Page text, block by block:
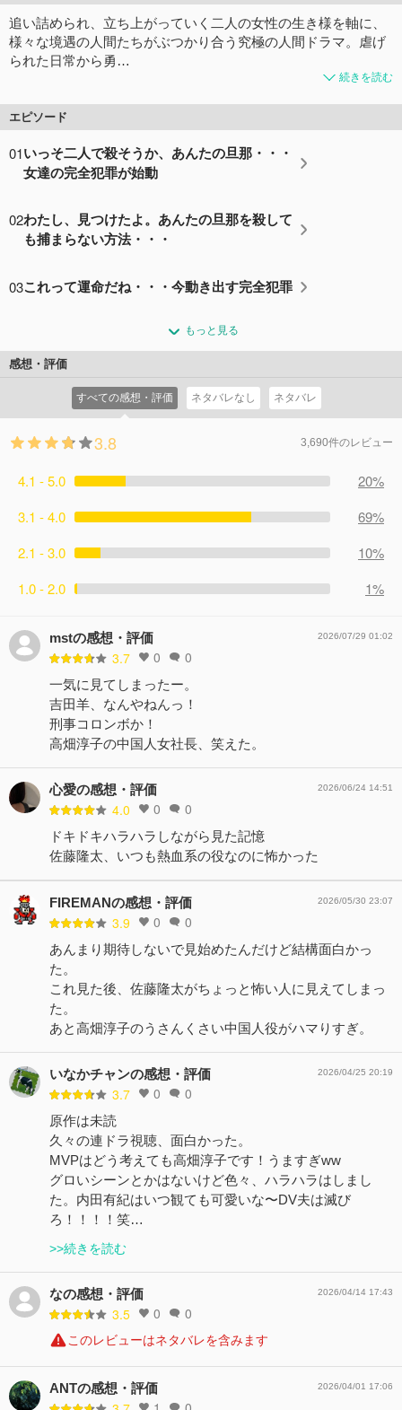
追い詰められ、立ち上がっていく二人の女性の生き様を軸に、
様々な境遇の人間たちがぶつかり合う究極の人間ドラマ。虐げ
られた日常から勇…
続きを読む
エピソード
01いっそ二人で殺そうか、あんたの旦那・・・
女達の完全犯罪が始動
02わたし、見つけたよ。あんたの旦那を殺して
も捕まらない方法・・・
03これって運命だね・・・今動き出す完全犯罪
もっと見る
感想・評価
すべての感想・評価 ネタバレなし ネタバレ
3.8 3,690件のレビュー
4.1 - 5.0
20%
3.1 - 4.0
69%
2.1 - 3.0
10%
1.0 - 2.0
1%
mstの感想・評価
3.7 0 0
2026/07/29 01:02
一気に見てしまったー。
吉田羊、なんやねんっ！
刑事コロンボか！
高畑淳子の中国人女社長、笑えた。
心愛の感想・評価
4.0 0 0
2026/06/24 14:51
ドキドキハラハラしながら見た記憶
佐藤隆太、いつも熱血系の役なのに怖かった
FIREMANの感想・評価
3.9 0 0
2026/05/30 23:07
あんまり期待しないで見始めたんだけど結構面白かっ
た。
これ見た後、佐藤隆太がちょっと怖い人に見えてしまっ
た。
あと高畑淳子のうさんくさい中国人役がハマりすぎ。
いなかチャンの感想・評価
3.7 0 0
2026/04/25 20:19
原作は未読
久々の連ドラ視聴、面白かった。
MVPはどう考えても高畑淳子です！うますぎww
グロいシーンとかはないけど色々、ハラハラはしまし
た。内田有紀はいつ観ても可愛いな〜DV夫は滅び
ろ！！！！笑…
>>続きを読む
なの感想・評価
3.5 0 0
2026/04/14 17:43
このレビューはネタバレを含みます
ANTの感想・評価 2026/04/01 17:06